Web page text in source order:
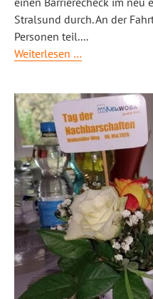
Stralsund durch.An der
Personen teil....
Weiterlesen …
Stralsund